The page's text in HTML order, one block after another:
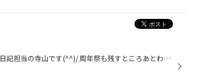
いつもお世話になっております。 日記担当の寺山です(^^)/ 周年祭も残すところあとわずか！ 皆様、増税前の準備はお済でしょうか？ 僕はまだ終わってません（笑） 本日も多くのお客様にご来店していただきました(^^♪ いつも通り抜粋して紹介させていただきますm(__)m ホンダ アコード ツアラー 一台...